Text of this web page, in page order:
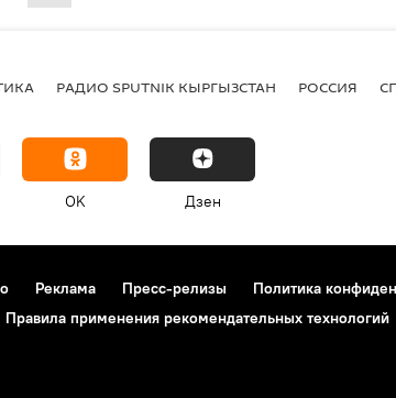
РАДИО SPUTNIK КЫРГЫЗСТАН РОССИЯ
OK Дзен
Реклама Пресс-релизы
Политика
Правила применения рекомендательных технологий